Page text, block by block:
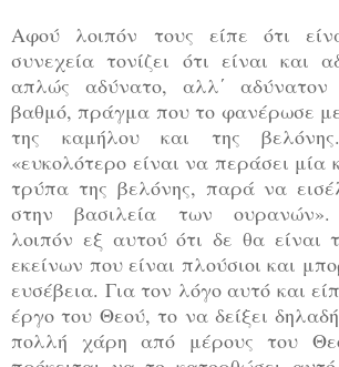
Αφού λοιπόν τους είπε ότι
συνεχεία τονίζει ότι είναι και
απλώς αδύνατο, αλλ΄ αδύνατον
βαθμό, πράγμα που το φανέρωσε
της καμήλου και της
«ευκολότερο είναι να περάσει μία
τρύπα της βελόνης, παρά να
στην βασιλεία των ουρανών».
λοιπόν εξ αυτού ότι δε θα είναι
εκείνων που είναι πλούσιοι και
ευσέβεια. Για τον λόγο αυτό και
έργο του Θεού, το να δείξει
πολλή χάρη από μέρους του